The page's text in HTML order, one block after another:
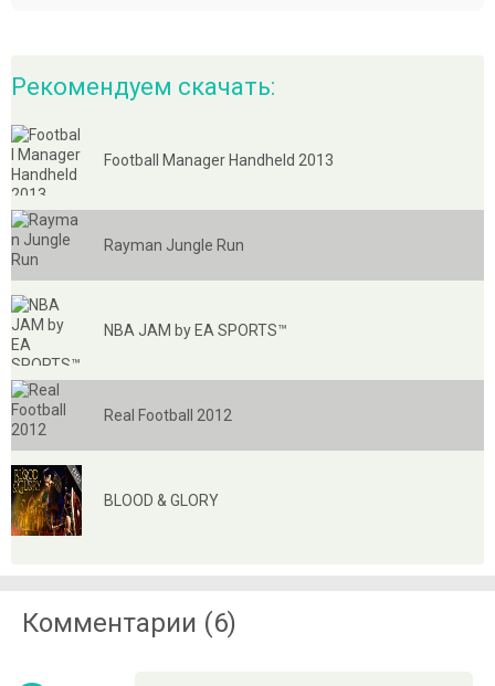
Рекомендуем скачать:
Football Manager Handheld 2013
Rayman Jungle Run
NBA JAM by EA SPORTS™
Real Football 2012
BLOOD & GLORY
Комментарии (6)